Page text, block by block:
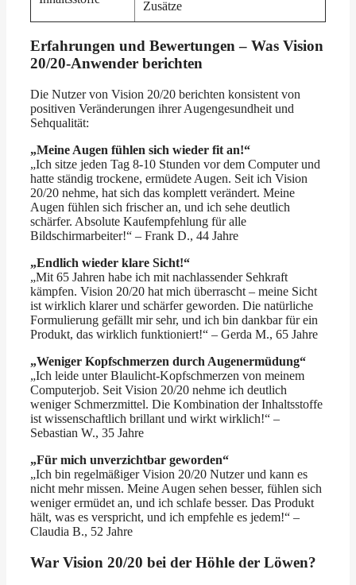
Zusätze
Erfahrungen und Bewertungen – Was Vision
20/20-Anwender berichten
Die Nutzer von Vision 20/20 berichten konsistent von
positiven Veränderungen ihrer Augengesundheit und
Sehqualität:
„Meine Augen fühlen sich wieder fit an!“
„Ich sitze jeden Tag 8-10 Stunden vor dem Computer und
hatte ständig trockene, ermüdete Augen. Seit ich Vision
20/20 nehme, hat sich das komplett verändert. Meine
Augen fühlen sich frischer an, und ich sehe deutlich
schärfer. Absolute Kaufempfehlung für alle
Bildschirmarbeiter!“ – Frank D., 44 Jahre
„Endlich wieder klare Sicht!“
„Mit 65 Jahren habe ich mit nachlassender Sehkraft
kämpfen. Vision 20/20 hat mich überrascht – meine Sicht
ist wirklich klarer und schärfer geworden. Die natürliche
Formulierung gefällt mir sehr, und ich bin dankbar für ein
Produkt, das wirklich funktioniert!“ – Gerda M., 65 Jahre
„Weniger Kopfschmerzen durch Augenermüdung“
„Ich leide unter Blaulicht-Kopfschmerzen von meinem
Computerjob. Seit Vision 20/20 nehme ich deutlich
weniger Schmerzmittel. Die Kombination der Inhaltsstoffe
ist wissenschaftlich brillant und wirkt wirklich!“ –
Sebastian W., 35 Jahre
„Für mich unverzichtbar geworden“
„Ich bin regelmäßiger Vision 20/20 Nutzer und kann es
nicht mehr missen. Meine Augen sehen besser, fühlen sich
weniger ermüdet an, und ich schlafe besser. Das Produkt
hält, was es verspricht, und ich empfehle es jedem!“ –
Claudia B., 52 Jahre
War Vision 20/20 bei der Höhle der Löwen?